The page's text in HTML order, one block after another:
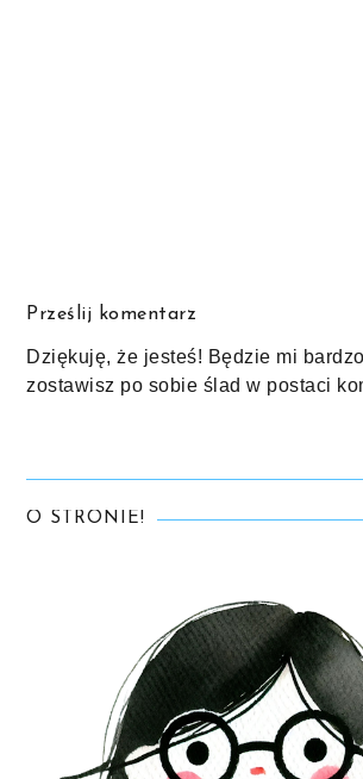
Prześlij komentarz
Dziękuję, że jesteś! Będzie mi
zostawisz po sobie ślad w postaci
O STRONIE!